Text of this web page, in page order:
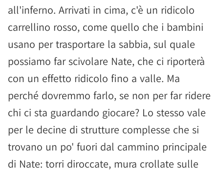
all'inferno. Arrivati in cima, c'è un ridicolo
carrellino rosso, come quello che i bambini
usano per trasportare la sabbia, sul quale
possiamo far scivolare Nate, che ci riporterà
con un effetto ridicolo fino a valle. Ma
perché dovremmo farlo, se non per far ridere
chi ci sta guardando giocare? Lo stesso vale
per le decine di strutture complesse che si
trovano un po' fuori dal cammino principale
di Nate: torri diroccate, mura crollate sulle